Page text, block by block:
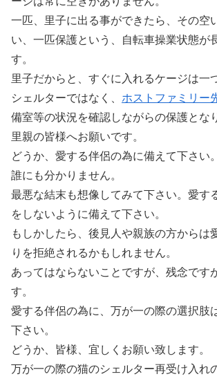
一匹、里子に出る事ができたら、その空
い、一匹保護という、自転車操業状態が
す。
里子だからと、すぐに入れるケージは一
シェルターではなく、 ホストファミリー
備室等の状況を確認しながらの保護とな
里親の皆様へお願いです。
どうか、愛する伴侶の為に備えて下さい
誰にも分かりません。
最悪な結末も想像してみて下さい。愛す
をしないように備えて下さい。
もしかしたら、後見人や親族の方からは
りを拒絶されるかもしれません。
あってはならないことですが、残念です
す。
愛する伴侶の為に、万が一の際の選択肢
下さい。
どうか、皆様、宜しくお願い致します。
万が一の際の猫のシェルター再受け入れ